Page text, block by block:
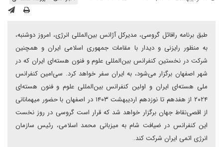
طبق برنامه رافائل گروسی، مدیرکل آژانس بین‌المللی انرژی، امروز دوشنبه،
به منظور رایزنی و دیدار با مقامات جمهوری اسلامی ایران و همچنین
شرکت در نخستین کنفرانس بین‌المللی علوم و فنون هسته‌ای ایران که در
شهر اصفهان برگزار می‌شود، به ایران سفر خواهد کرد. سی‌امین کنفرانس
ملی هسته‌ای ایران و اولین کنفرانس بین‌المللی علوم و فنون هسته‌ای
۲۰۲۴ از هفدهم تا نوزدهم اردیبهشت ۱۴۰۳ در اصفهان با حضور میهمانانی
از اقصی‌نقاط جهان برگزار خواهد شد که قرار است گروسی در روز نخست
این کنفرانس در ضیافت شام به میزبانی محمد اسلامی، رئیس سازمان
انرژی اتمی ایران شرکت کند.